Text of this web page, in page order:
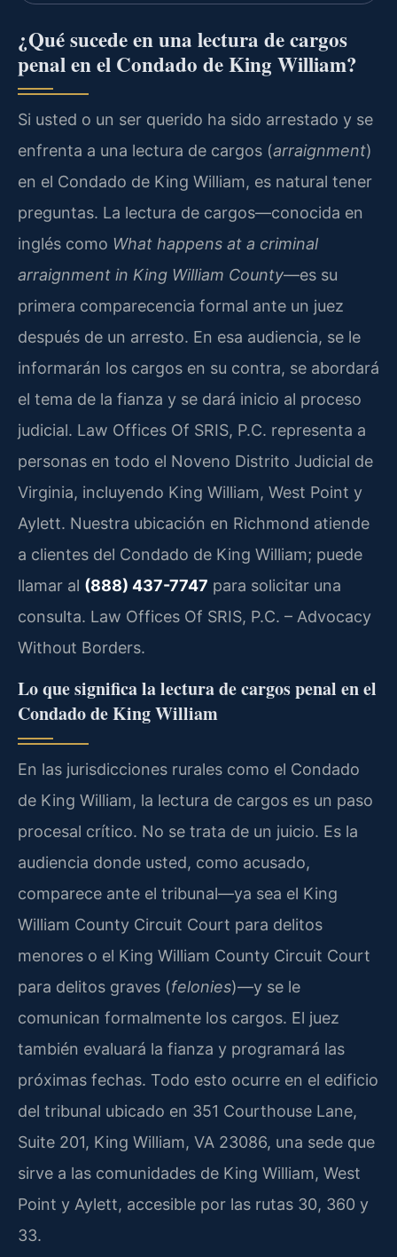
¿Qué sucede en una lectura de cargos
penal en el Condado de King William?
Si usted o un ser querido ha sido arrestado y se
enfrenta a una lectura de cargos (arraignment)
en el Condado de King William, es natural tener
preguntas. La lectura de cargos—conocida en
inglés como What happens at a criminal
arraignment in King William County—es su
primera comparecencia formal ante un juez
después de un arresto. En esa audiencia, se le
informarán los cargos en su contra, se abordará
el tema de la fianza y se dará inicio al proceso
judicial. Law Offices Of SRIS, P.C. representa a
personas en todo el Noveno Distrito Judicial de
Virginia, incluyendo King William, West Point y
Aylett. Nuestra ubicación en Richmond atiende
a clientes del Condado de King William; puede
llamar al (888) 437-7747 para solicitar una
consulta. Law Offices Of SRIS, P.C. – Advocacy
Without Borders.
Lo que significa la lectura de cargos penal en el
Condado de King William
En las jurisdicciones rurales como el Condado
de King William, la lectura de cargos es un paso
procesal crítico. No se trata de un juicio. Es la
audiencia donde usted, como acusado,
comparece ante el tribunal—ya sea el King
William County Circuit Court para delitos
menores o el King William County Circuit Court
para delitos graves (felonies)—y se le
comunican formalmente los cargos. El juez
también evaluará la fianza y programará las
próximas fechas. Todo esto ocurre en el edificio
del tribunal ubicado en 351 Courthouse Lane,
Suite 201, King William, VA 23086, una sede que
sirve a las comunidades de King William, West
Point y Aylett, accesible por las rutas 30, 360 y
33.